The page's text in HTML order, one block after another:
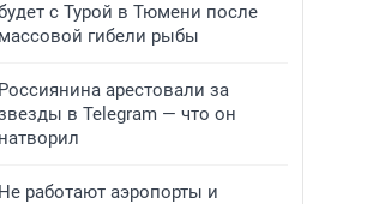
с Турой в Тюмени после
массовой гибели рыбы
Россиянина арестовали за
в Telegram — что он
натворил
Не работают аэропорты и